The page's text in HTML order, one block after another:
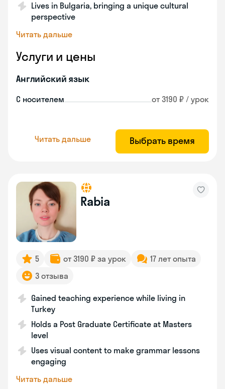
Lives in Bulgaria, bringing a unique cultural
perspective
Читать дальше
Услуги и цены
Английский язык
С носителем от 3190 ₽ / урок
Читать дальше Выбрать время
Rabia
5 от 3190 ₽ за урок
17 лет опыта
3 отзыва
Gained teaching experience while living in
Turkey
Holds a Post Graduate Certificate at Masters
level
Uses visual content to make grammar lessons
engaging
Читать дальше